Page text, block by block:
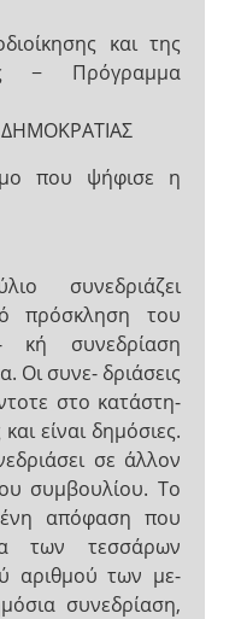
και της
− Πρόγραμμα
που ψήφισε η
συνεδριάζει
πρόσκληση του
κή συνεδρίαση
Οι συνε- δριάσεις
στο κατάστη-
είναι δημόσιες.
σε άλλον
συμβουλίου. Το
απόφαση που
των τεσσάρων
αριθμού των με-
συνεδρίαση,